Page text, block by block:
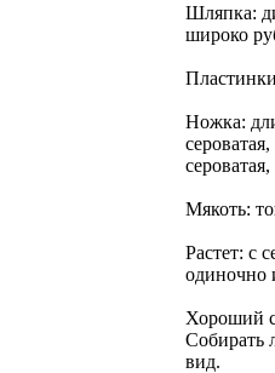
Шляпка:
широко
Ножка:
Мякоть:
Растет: с
одиночно
Хороший
Собирать
вид.